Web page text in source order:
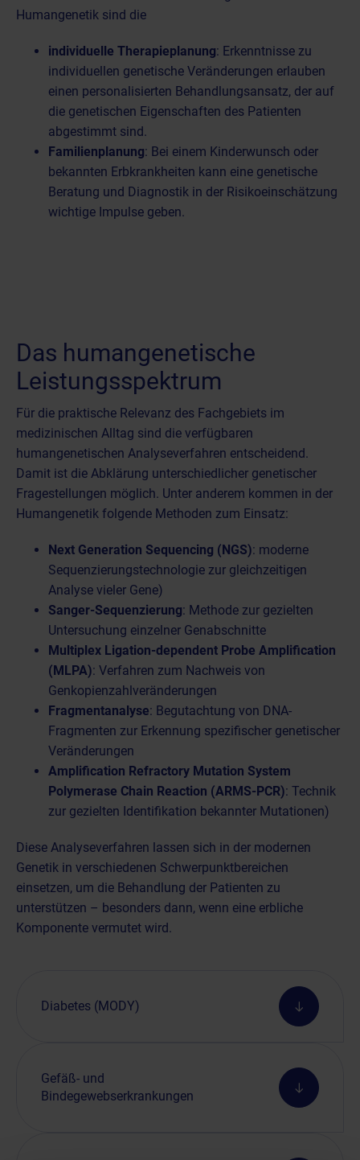
Humangenetik sind die
individuelle Therapieplanung: Erkenntnisse zu
individuellen genetische Veränderungen erlauben
einen personalisierten Behandlungsansatz, der auf
die genetischen Eigenschaften des Patienten
abgestimmt sind.
Familienplanung: Bei einem Kinderwunsch oder
bekannten Erbkrankheiten kann eine genetische
Beratung und Diagnostik in der Risikoeinschätzung
wichtige Impulse geben.
Das humangenetische
Leistungsspektrum
Für die praktische Relevanz des Fachgebiets im
medizinischen Alltag sind die verfügbaren
humangenetischen Analyseverfahren entscheidend.
Damit ist die Abklärung unterschiedlicher genetischer
Fragestellungen möglich. Unter anderem kommen in der
Humangenetik folgende Methoden zum Einsatz:
Next Generation Sequencing (NGS): moderne
Sequenzierungstechnologie zur gleichzeitigen
Analyse vieler Gene)
Sanger-Sequenzierung: Methode zur gezielten
Untersuchung einzelner Genabschnitte
Multiplex Ligation-dependent Probe Amplification
(MLPA): Verfahren zum Nachweis von
Genkopienzahlveränderungen
Fragmentanalyse: Begutachtung von DNA-
Fragmenten zur Erkennung spezifischer genetischer
Veränderungen
Amplification Refractory Mutation System
Polymerase Chain Reaction (ARMS-PCR): Technik
zur gezielten Identifikation bekannter Mutationen)
Diese Analyseverfahren lassen sich in der modernen
Genetik in verschiedenen Schwerpunktbereichen
einsetzen, um die Behandlung der Patienten zu
unterstützen – besonders dann, wenn eine erbliche
Komponente vermutet wird.
Diabetes (MODY)
Gefäß- und
Bindegewebserkrankungen